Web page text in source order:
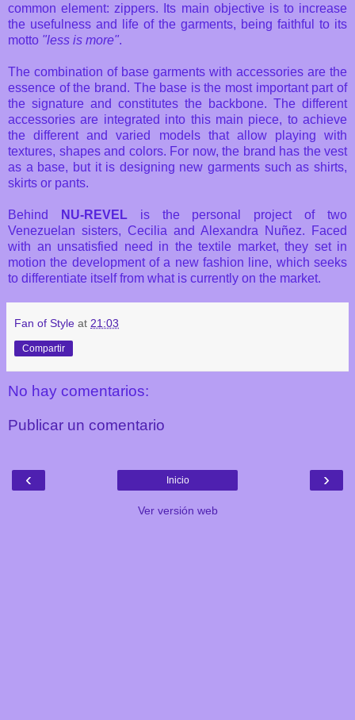
common element: zippers. Its main objective is to increase
the usefulness and life of the garments, being faithful to its
motto "less is more".
The combination of base garments with accessories are the
essence of the brand. The base is the most important part of
the signature and constitutes the backbone. The different
accessories are integrated into this main piece, to achieve
the different and varied models that allow playing with
textures, shapes and colors. For now, the brand has the vest
as a base, but it is designing new garments such as shirts,
skirts or pants.
Behind NU-REVELis the personal project of two
Venezuelan sisters, Cecilia and Alexandra Nuñez. Faced
with an unsatisfied need in the textile market, they set in
motion the development of a new fashion line, which seeks
to differentiate itself from what is currently on the market.
Fan of Style at 21:03
Compartir
No hay comentarios:
Publicar un comentario
‹ ›
Inicio
Ver versión web